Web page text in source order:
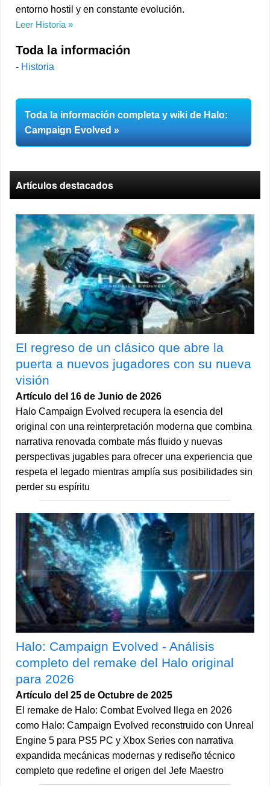
entorno hostil y en constante evolución.
Leer Historia
Toda la información
- Historia
Toda la información completa y wiki de Halo:
Campaign Evolved
Artículos destacados
El regreso de un clásico que abre la
puerta a nuevos jugadores con su nueva
visión
Artículo del 16 de Junio de 2026
Halo Campaign Evolved recupera la esencia del
original con una reinterpretación moderna que combina
narrativa renovada combate más fluido y nuevas
perspectivas jugables para ofrecer una experiencia que
respeta el legado mientras amplía sus posibilidades sin
perder su espíritu
Halo: Campaign Evolved - Análisis
completo del remake del Halo original
para 2026
Artículo del 25 de Octubre de 2025
El remake de Halo: Combat Evolved llega en 2026
como Halo: Campaign Evolved reconstruido con Unreal
Engine 5 para PS5 PC y Xbox Series con narrativa
expandida mecánicas modernas y rediseño técnico
completo que redefine el origen del Jefe Maestro